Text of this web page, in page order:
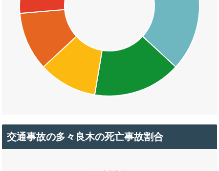
交通事故の多々良木の死亡事故割合